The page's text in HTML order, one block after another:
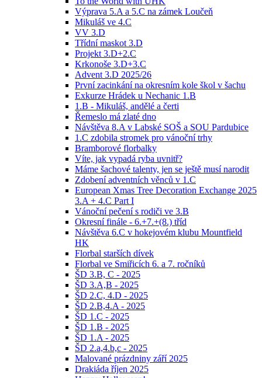
Výprava 5.A a 5.C na zámek Loučeň
Mikuláš ve 4.C
VV 3.D
Třídní maskot 3.D
Projekt 3.D+2.C
Krkonoše 3.D+3.C
Advent 3.D 2025/26
První zacinkání na okresním kole škol v šachu
Exkurze Hrádek u Nechanic 1.B
1.B - Mikuláš, andělé a čerti
Řemeslo má zlaté dno
Návštěva 8.A v Labské SOŠ a SOU Pardubice
1.C zdobila stromek pro vánoční trhy
Bramborové florbalky
Víte, jak vypadá ryba uvnitř?
Máme šachové talenty, jen se ještě musí narodit
Zdobení adventních věnců v 1.C
European Xmas Tree Decoration Exchange 2025
3.A + 4.C Part I
Vánoční pečení s rodiči ve 3.B
Okresní finále - 6.+7.+(8.) tříd
Návštěva 6.C v hokejovém klubu Mountfield
HK
Florbal starších dívek
Florbal ve Smiřicích 6. a 7. ročníků
ŠD 3.B, C - 2025
ŠD 3.A,B - 2025
ŠD 2.C, 4.D - 2025
ŠD 2.B,4.A - 2025
ŠD 1.C - 2025
ŠD 1.B - 2025
ŠD 1.A - 2025
ŠD 2.a,4.b,c - 2025
Malované prázdniny září 2025
Drakiáda říjen 2025